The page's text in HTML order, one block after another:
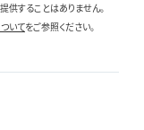
することはありません。
いてをご参照ください。